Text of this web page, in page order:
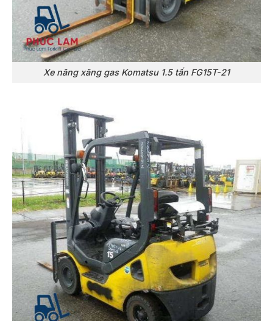
Xe nâng xăng gas Komatsu 1.5 tấn FG15T-21